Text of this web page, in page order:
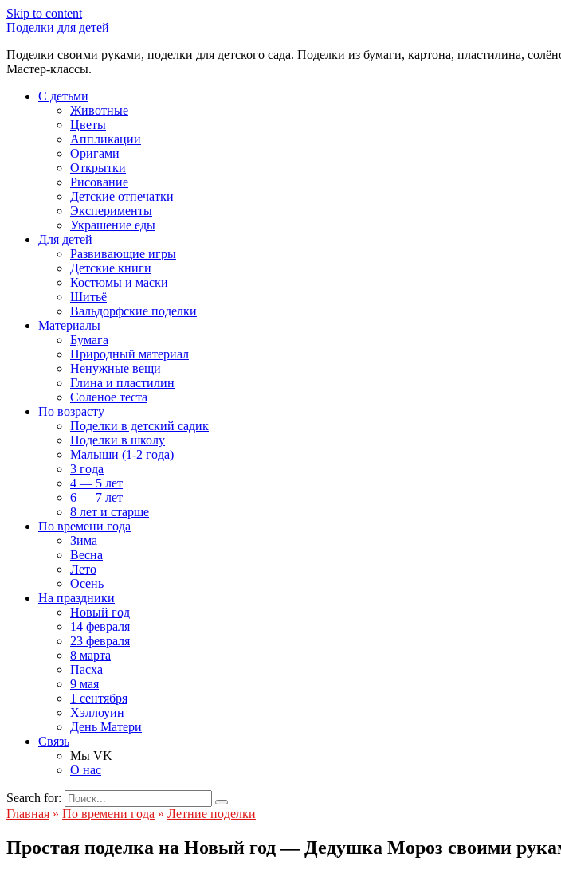
Skip to content
Поделки для детей
Поделки своими руками, поделки для детского сада. Поделки из бумаги, картона, пластилина,
Мастер-классы.
С детьми
Животные
Цветы
Аппликации
Оригами
Открытки
Рисование
Детские отпечатки
Эксперименты
Украшение еды
Для детей
Развивающие игры
Детские книги
Костюмы и маски
Шитьё
Вальдорфские поделки
Материалы
Бумага
Природный материал
Ненужные вещи
Глина и пластилин
Соленое теста
По возрасту
Поделки в детский садик
Поделки в школу
Малыши (1-2 года)
3 года
4 — 5 лет
6 — 7 лет
8 лет и старше
По времени года
Зима
Весна
Лето
Осень
На праздники
Новый год
14 февраля
23 февраля
8 марта
Пасха
9 мая
1 сентября
Хэллоуин
День Матери
Связь
Мы VK
О нас
Search for:
Главная » По времени года » Летние поделки
Простая поделка на Новый год — Дедушка Мороз своими